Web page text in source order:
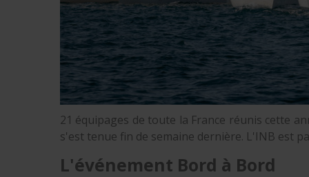
21 équipages de toute la France réunis cette
s'est tenue fin de semaine dernière. L'INB est
L'événement Bord à Bord